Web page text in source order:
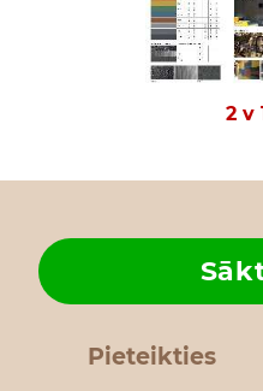
2 v
Pieteikties